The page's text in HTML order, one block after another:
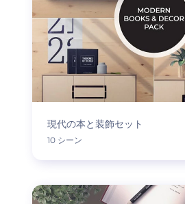
現代の本と装飾セット
10 シーン